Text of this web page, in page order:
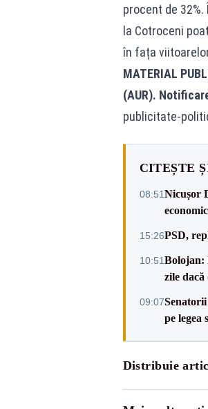
procent de
la Cotroceni
în fața
MATERIAL
(AUR).
publicitate-
CITEȘTE
08:51Nicușor
15:26PSD,
10:51Bolojan:
zile dacă
09:07
pe legea
Distribuie